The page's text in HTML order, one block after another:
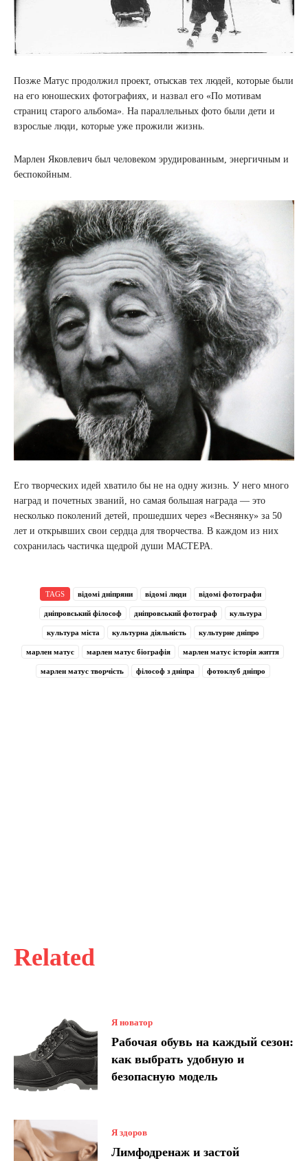
Related
Я новатор
Рабочая обувь на каждый сезон:
как выбрать удобную и
безопасную модель
Я здоров
Лимфодренаж и застой
Позже Матус продолжил проект, отыскав тех людей, которые были
на его юношеских фотографиях, и назвал его «По мотивам
страниц старого альбома». На параллельных фото были дети и
взрослые люди, которые уже прожили жизнь.
Марлен Яковлевич был человеком эрудированным, энергичным и
беспокойным.
Его творческих идей хватило бы не на одну жизнь. У него много
наград и почетных званий, но самая большая награда — это
несколько поколений детей, прошедших через «Веснянку» за 50
лет и открывших свои сердца для творчества. В каждом из них
сохранилась частичка щедрой души МАСТЕРА.
TAGS відомі дніпряни відомі люди відомі фотографи
дніпровський філософ дніпровський фотограф культура
культура міста культурна діяльність культурне дніпро
марлен матус марлен матус біографія марлен матус історія життя
марлен матус творчість філософ з дніпра фотоклуб дніпро